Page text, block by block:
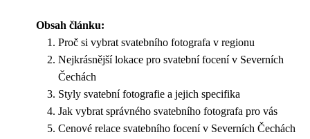
Obsah článku:
Proč si vybrat svatebního fotografa v regionu
Nejkrásnější lokace pro svatební focení v Severních
Čechách
Styly svatební fotografie a jejich specifika
Jak vybrat správného svatebního fotografa pro vás
Cenové relace svatebního focení v Severních Čechách